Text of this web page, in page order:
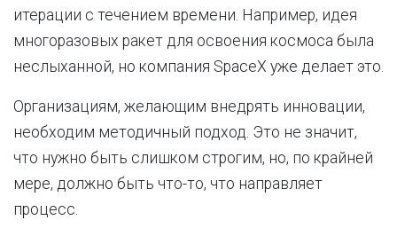
итерации с течением времени. Например, идея
многоразовых ракет для освоения космоса была
неслыханной, но компания SpaceX уже делает это.
Организациям, желающим внедрять инновации,
необходим методичный подход. Это не значит,
что нужно быть слишком строгим, но, по крайней
мере, должно быть что-то, что направляет
процесс.